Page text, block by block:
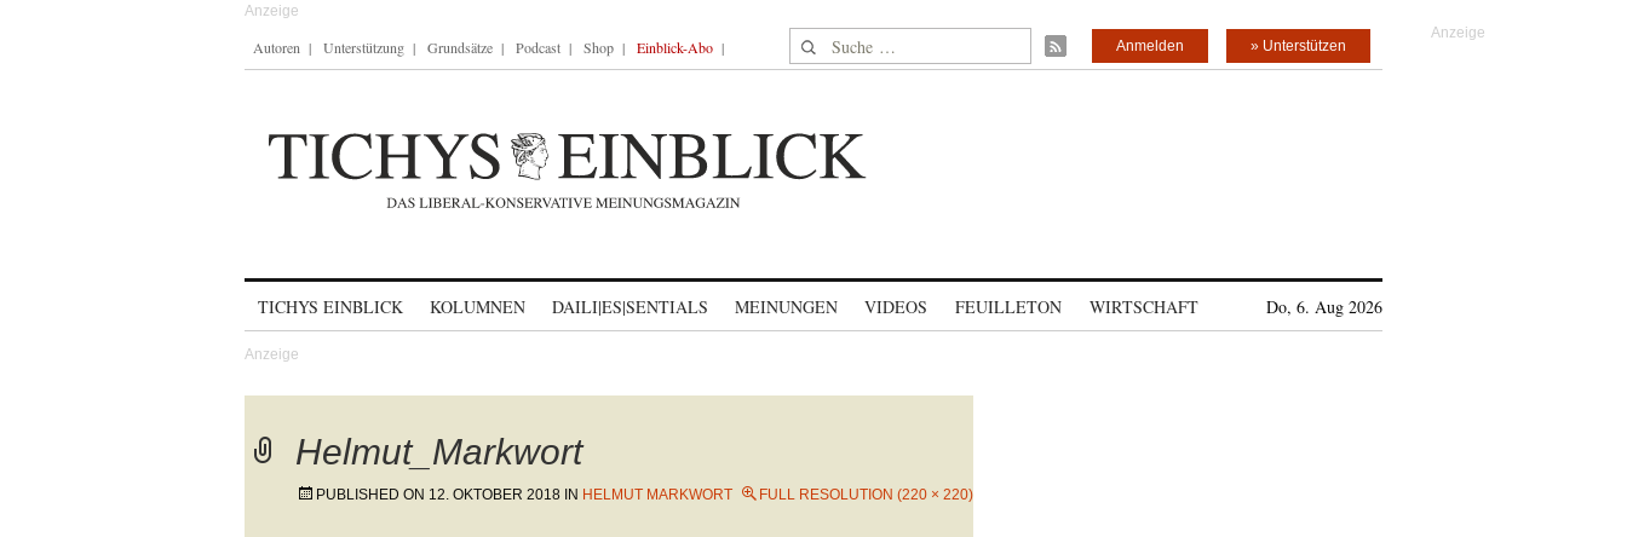
Autoren Unterstützung Grundsätze Podcast Shop Einblick-Abo Suche nach: » Unterstützen
Anmelden
TICHYS EINBLICK KOLUMNEN DAILI|ES|SENTIALS MEINUNGEN VIDEOS FEUILLETON WIRTSCHAFT Do, 6. Aug 2026
Helmut_Markwort
PUBLISHED ON 12. OKTOBER 2018 IN HELMUT MARKWORT FULL RESOLUTION (220 × 220)